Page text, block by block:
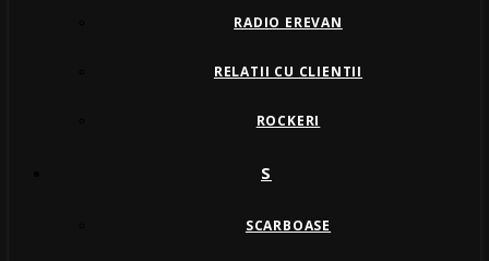
RADIO EREVAN
RELATII CU CLIENTII
ROCKERI
S
SCARBOASE